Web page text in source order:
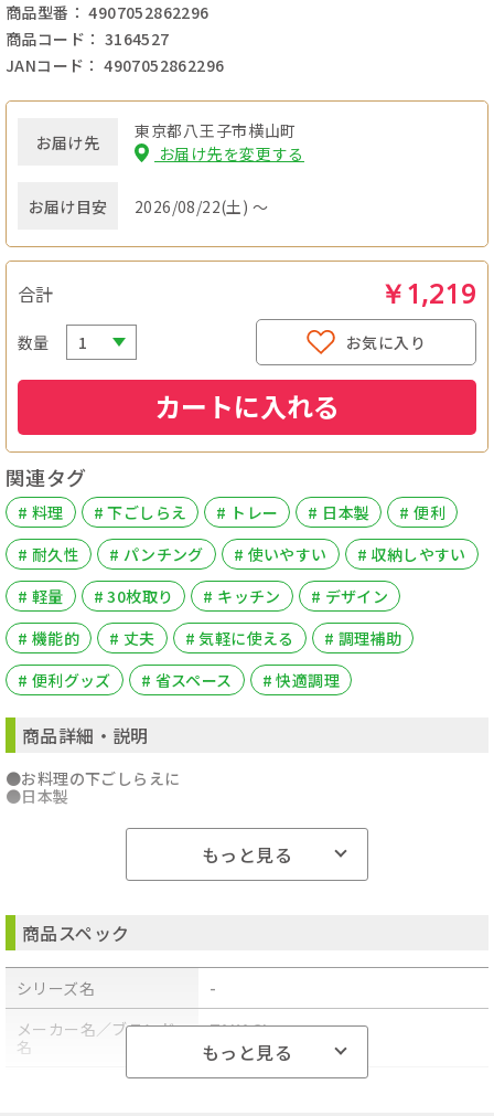
商品型番： 4907052862296
商品コード： 3164527
JANコード： 4907052862296
お届け先
東京都八王子市横山町
お届け先を変更する
お届け目安 2026/08/22(土) ～
合計 ￥1,219
数量 お気に入り
カートに入れる
関連タグ
# 料理 # 下ごしらえ # トレー # 日本製
# 便利
# 耐久性
# パンチング # 使いやすい
# 収納しやすい
# 軽量
# 30枚取り # キッチン
# デザイン
# 機能的
# 丈夫 # 気軽に使える
# 調理補助
# 便利グッズ
# 省スペース # 快適調理
商品詳細・説明
●お料理の下ごしらえに
●日本製
もっと見る
商品スペック
シリーズ名
-
メーカー名／ブランド
名
TAKAGI
もっと見る